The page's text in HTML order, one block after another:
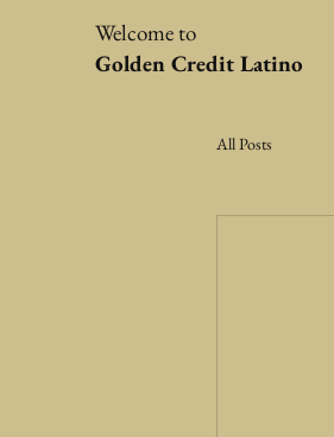
Welcome to
Golden Credit Latino
All Posts